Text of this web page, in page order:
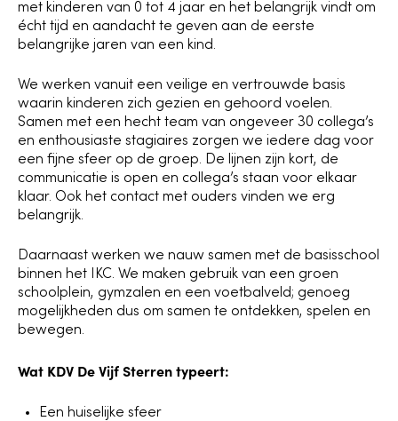
met kinderen van 0 tot 4 jaar en het belangrijk vindt om
écht tijd en aandacht te geven aan de eerste
belangrijke jaren van een kind.
We werken vanuit een veilige en vertrouwde basis
waarin kinderen zich gezien en gehoord voelen.
Samen met een hecht team van ongeveer 30 collega’s
en enthousiaste stagiaires zorgen we iedere dag voor
een fijne sfeer op de groep. De lijnen zijn kort, de
communicatie is open en collega’s staan voor elkaar
klaar. Ook het contact met ouders vinden we erg
belangrijk.
Daarnaast werken we nauw samen met de basisschool
binnen het IKC. We maken gebruik van een groen
schoolplein, gymzalen en een voetbalveld; genoeg
mogelijkheden dus om samen te ontdekken, spelen en
bewegen.
Wat KDV De Vijf Sterren typeert:
Een huiselijke sfeer